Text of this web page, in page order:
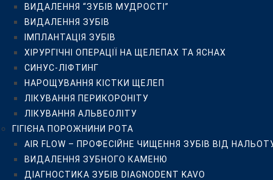
ВИДАЛЕННЯ ЗУБНОГО КАМЕНЮ
ДІАГНОСТИКА ЗУБІВ DIAGNODENT KAVO
ОЗОНОТЕРАПІЯ HEALOZONE
ДИТЯЧА СТОМАТОЛОГІЯ
БЕЗБОЛІСНЕ ВИДАЛЕННЯ МОЛОЧНИХ ЗУБІВ
ЗОВНІШНЯ ГЕРМЕТИЗАЦІЯ ФІСУР ПОСТІЙНИХ І
ЛІКУВАННЯ МОЛОЧНИХ ЗУБІВ БЕЗ БОЛЮ
ДИТЯЧИЙ ОРТОДОНТ
ОРТОДОНТИЧНЕ ЛІКУВАННЯ
ВСТАНОВЛЕННЯ БРЕКЕТІВ В КИЄВІ
МЕТАЛЕВІ БРЕКЕТИ
КЕРАМІЧНІ БРЕКЕТИ
ВИДАЛЕННЯ “ЗУБІВ МУДРОСТІ”
ВИДАЛЕННЯ ЗУБІВ
ІМПЛАНТАЦІЯ ЗУБІВ
ХІРУРГІЧНІ ОПЕРАЦІЇ НА ЩЕЛЕПАХ ТА ЯСНАХ
СИНУС-ЛІФТИНГ
НАРОЩУВАННЯ КІСТКИ ЩЕЛЕП
ЛІКУВАННЯ ПЕРИКОРОНІТУ
ЛІКУВАННЯ АЛЬВЕОЛІТУ
ГІГІЄНА ПОРОЖНИНИ РОТА
AIR FLOW – ПРОФЕСІЙНЕ ЧИЩЕННЯ ЗУБІВ ВІД
ВИДАЛЕННЯ ЗУБНОГО КАМЕНЮ
ДІАГНОСТИКА ЗУБІВ DIAGNODENT KAVO